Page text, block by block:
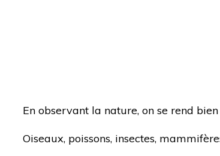
En observant la nature, on se rend
Oiseaux, poissons, insectes,